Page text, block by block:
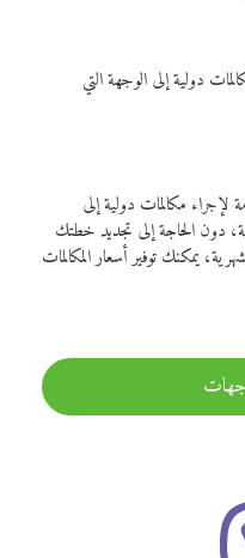
إجراء مكالمات دولية إلى الوجهة التي
لإجراء مكالمات دولية إلى
دون الحاجة إلى تجديد خطتك
يمكنك توفير أسعار المكالمات